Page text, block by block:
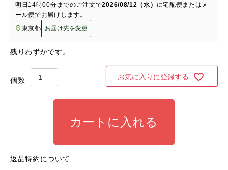
明日 14時00分 までのご注文で2026/08/12（水） に宅配便またはメ
ール便でお届けします。
東京都
お届け先を変更
残りわずかです。
お気に入りに登録する
カートに入れる
返品特約について